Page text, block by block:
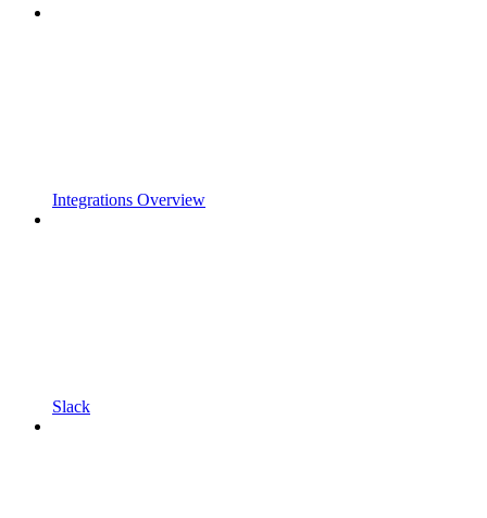
Integrations Overview
Slack